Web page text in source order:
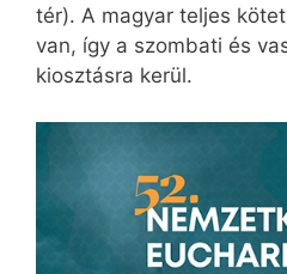
tér). A magyar teljes
van, így a szombati és
kiosztásra kerül.